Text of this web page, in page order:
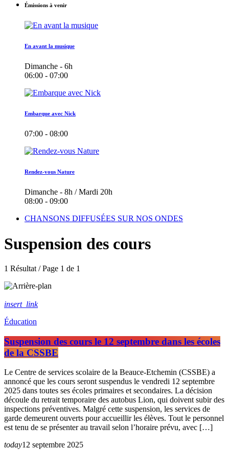
Émissions à venir
En avant la musique
Dimanche - 6h
06:00 - 07:00
Embarque avec Nick
07:00 - 08:00
Rendez-vous Nature
Dimanche - 8h / Mardi 20h
08:00 - 09:00
CHANSONS DIFFUSÉES SUR NOS ONDES
Suspension des cours
1 Résultat / Page 1 de 1
insert_link
Éducation
Suspension des cours le 12 septembre dans les écoles
de la CSSBE
Le Centre de services scolaire de la Beauce-Etchemin (CSSBE) a
annoncé que les cours seront suspendus le vendredi 12 septembre
2025 dans toutes ses écoles primaires et secondaires. La décision
découle du retrait temporaire des autobus Lion, qui doivent subir des
inspections préventives. Malgré cette suspension, les services de
garde demeurent ouverts pour accueillir les élèves. Tout le personnel
est tenu de se présenter au travail selon l’horaire prévu, avec […]
today12 septembre 2025